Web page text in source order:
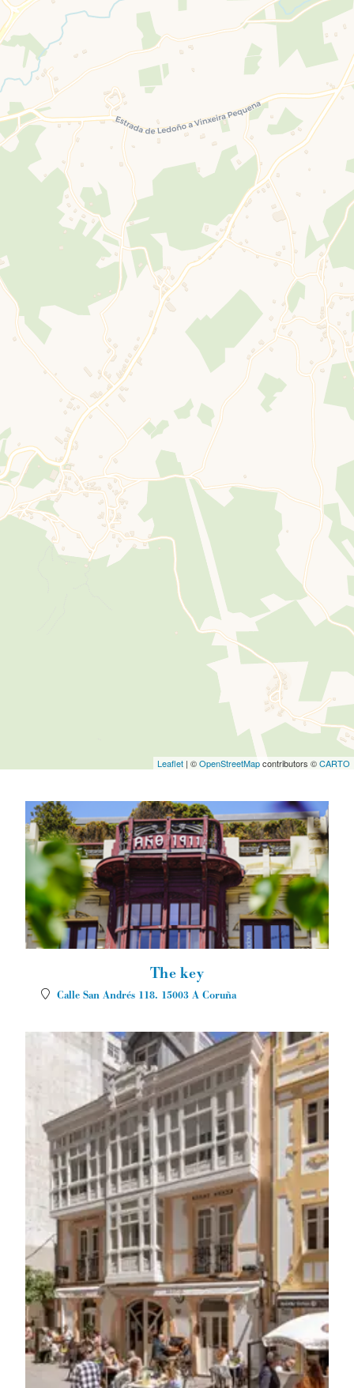
Leaflet | ©OpenStreetMapcontributors ©CARTO
The key
Calle San Andrés 118. 15003 A Coruña